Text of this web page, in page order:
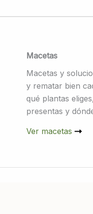
Macetas
Macetas y
y rematar bien
qué plantas
presentas y
Ver macetas